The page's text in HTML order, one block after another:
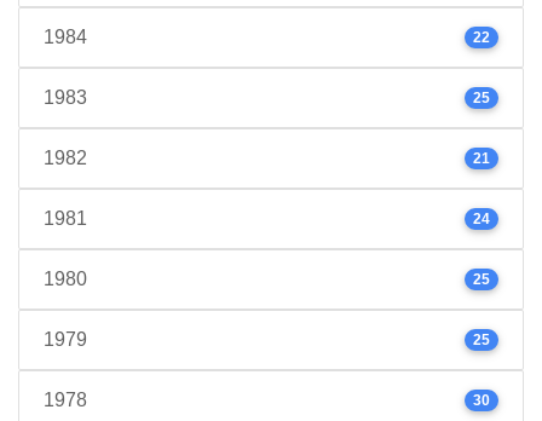
1984 22
1983 25
1982 21
1981 24
1980 25
1979 25
1978 30